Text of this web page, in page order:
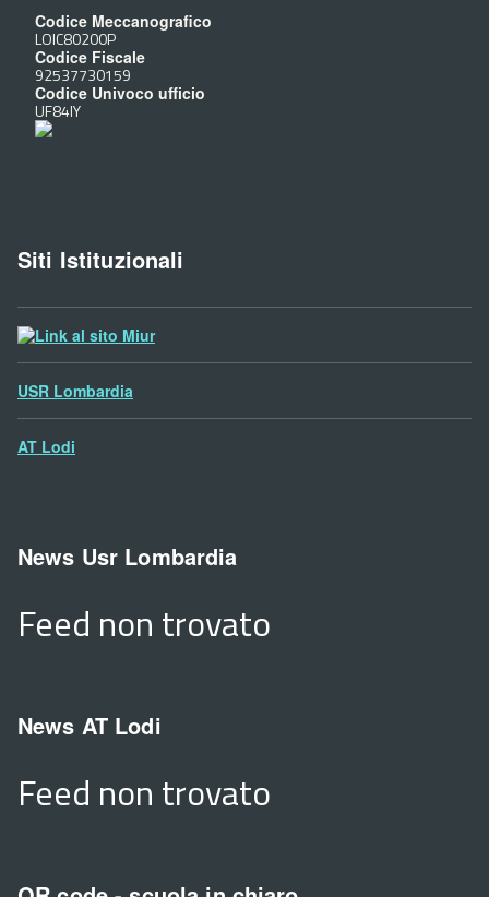
Codice Meccanografico
LOIC80200P
Codice Fiscale
92537730159
Codice Univoco ufficio
UF84IY
Siti Istituzionali
Sito
USR Lombardia
AT Lodi
News Usr Lombardia
Feed non trovato
News AT Lodi
Feed non trovato